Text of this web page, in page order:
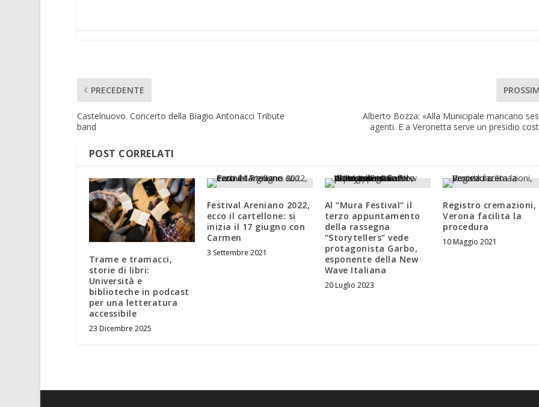
PRECEDENTE
Castelnuovo. Concerto della Biagio Antonacci Tribute
band
Alberto Bozza: «Alla Municipale mancano
agenti. E a Veronetta serve un presidio
POST CORRELATI
Trame e tramacci,
storie di libri:
Università e
biblioteche in podcast
per una letteratura
accessibile
23 Dicembre 2025
Festival Areniano 2022,
ecco il cartellone: si
inizia il 17 giugno con
Carmen
3 Settembre 2021
Al “Mura Festival” il
terzo appuntamento
della rassegna
“Storytellers” vede
protagonista Garbo,
esponente della New
Wave Italiana
20 Luglio 2023
Registro cremazioni,
Verona facilita la
procedura
10 Maggio 2021